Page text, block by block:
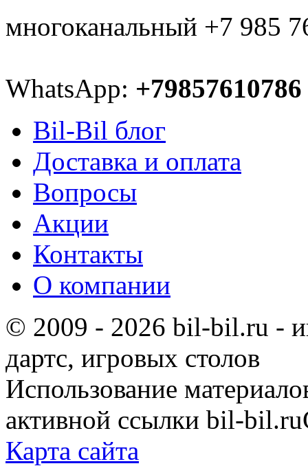
многоканальный +7 985
WhatsApp: +79857610786
Bil-Bil блог
Доставка и оплата
Вопросы
Акции
Контакты
О компании
© 2009 - 2026 bil-bil.ru -
дартс, игровых столов
Использование
активной ссылки bil-bil.ru
Карта сайта